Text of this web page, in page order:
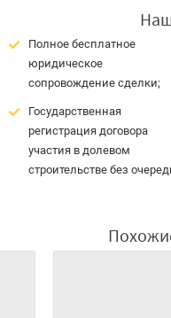
Полное бесплатное
юридическое
сопровождение сделки;
Государственная
регистрация договора
участия в долевом
строительстве без